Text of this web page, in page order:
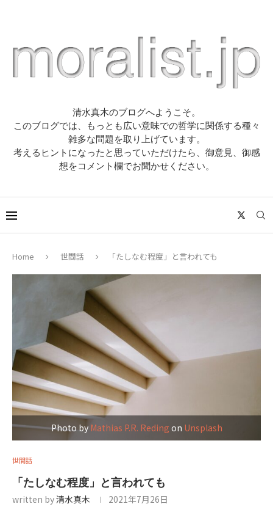
清水真木のブログへようこそ。
このブログでは、もっとも広い意味での哲学に関係する種々
雑多な問題を取り上げています。
考えるヒントになったと思っていただけたら、御意見、御感
想をコメント欄でお聞かせください。
Home 世間話 「たしなむ程度」と言われても
Photo by Mathias P.R. Reding on Unsplash
世間話
「たしなむ程度」と言われても
written by清水真木 2021年7月26日